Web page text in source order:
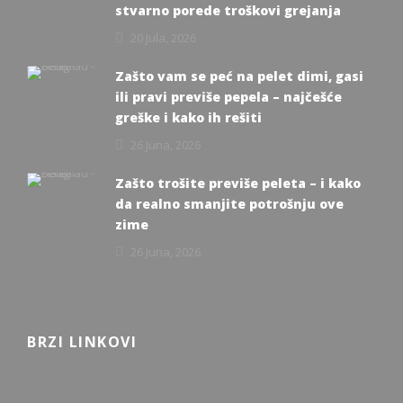
stvarno porede troškovi grejanja
Zašto vam se peć na pelet dimi, gasi
ili pravi previše pepela – najčešće
greške i kako ih rešiti
Zašto trošite previše peleta – i kako
da realno smanjite potrošnju ove
zime
BRZI LINKOVI